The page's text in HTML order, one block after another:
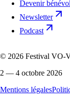
Devenir
Newsletter
Podcast
© 2026 Festival VO-
2 — 4 octobre 2026
Mentions légales